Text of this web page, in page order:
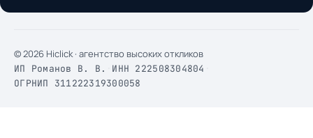
© 2026 Hiclick · агентство высоких откликов
ИП Романов В. В. ИНН 222508304804
ОГРНИП 311222319300058